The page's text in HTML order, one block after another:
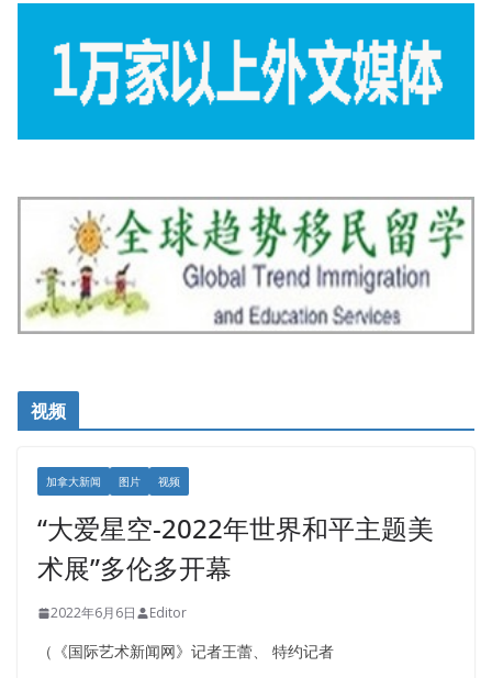
视频
加拿大新闻 图片 视频
“大爱星空-2022年世界和平主题美
术展”多伦多开幕
2022年6月6日 Editor
（《国际艺术新闻网》记者王蕾、 特约记者